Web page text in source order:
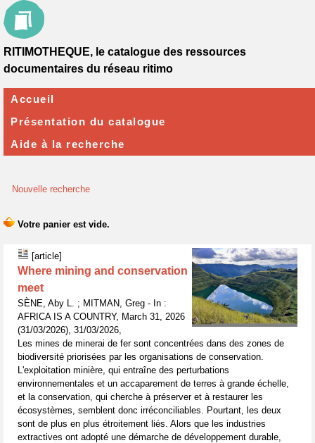
Nouvelle recherche
[article]
Where mining and conservation
meet
SÈNE, Aby L. ; MITMAN, Greg - In :
AFRICA IS A COUNTRY, March 31, 2026
(31/03/2026), 31/03/2026,
Les mines de minerai de fer sont concentrées dans des zones de
biodiversité priorisées par les organisations de conservation.
L'exploitation minière, qui entraîne des perturbations
environnementales et un accaparement de terres à grande échelle,
et la conservation, qui cherche à préserver et à restaurer les
écosystèmes, semblent donc irréconciliables. Pourtant, les deux
sont de plus en plus étroitement liés. Alors que les industries
extractives ont adopté une démarche de développement durable,
RITIMOTHEQUE, le catalogue des ressources
documentaires du réseau ritimo
Accueil
Présentation du catalogue
Aide à la recherche